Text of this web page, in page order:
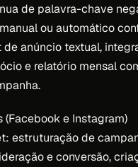
de palavra-chave
ou automático
anúncio textual,
e relatório mensal
(Facebook e Instagram)
estruturação de
e conversão,